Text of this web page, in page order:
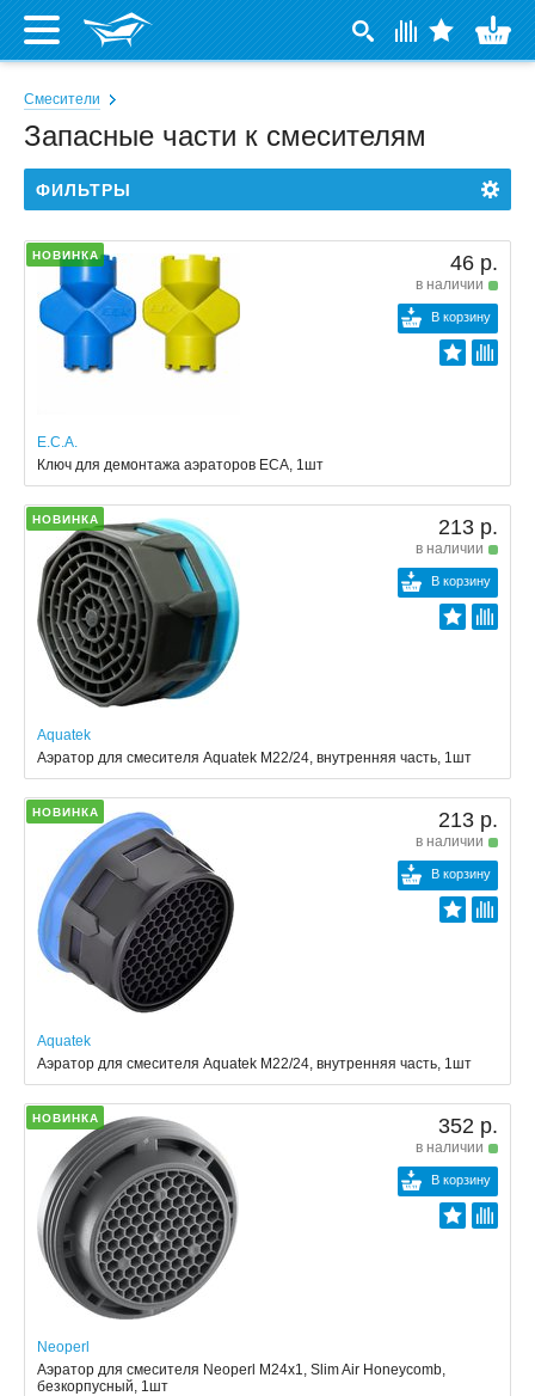
Смесители
Запасные части к смесителям
ФИЛЬТРЫ
НОВИНКА 46 р.
в наличии
В корзину
E.C.A.
Ключ для демонтажа аэраторов ECA, 1шт
НОВИНКА 213 р.
в наличии
В корзину
Aquatek
Аэратор для смесителя Aquatek M22/24, внутренняя часть, 1шт
НОВИНКА 213 р.
в наличии
В корзину
Aquatek
Аэратор для смесителя Aquatek M22/24, внутренняя часть, 1шт
НОВИНКА 352 р.
в наличии
В корзину
Neoperl
Аэратор для смесителя Neoperl M24x1, Slim Air Honeycomb,
безкорпусный, 1шт